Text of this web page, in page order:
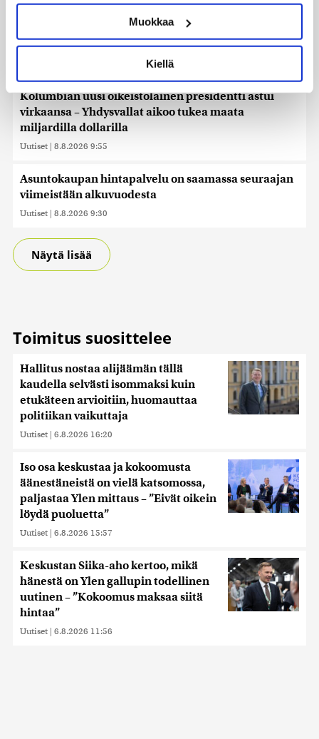
ominaispiirteitä aktiivisesti (sormenjäljen
Lue lisää siitä, miten henkilötietojasi käsitellään ja miten
suostumustasi tai peruuttaa sen milloin vain
evästeilmoituksessa.
Käytämme evästeitä tarjoamamme sisällön ja mainosten
räätälöimiseen, sosiaalisen median ominaisuuksien
tukemiseen ja kävijämäärämme analysoimiseen. Lisäksi
alan kumppaneillemme tietoja siitä, miten käytät
sivustoamme. Kumppanimme voivat yhdistää näitä
kerätty, kun olet käyttänyt heidän palvelujaan. Tietoja
Muokkaa
Kiellä
”Se tuntuu maailmanlopulta” – Täydellinen
auringonpimennys kiehtoo turisteja ja paljastaa
uutta tutkijoille
Kolumbian uusi oikeistolainen presidentti astui
virkaansa – Yhdysvallat aikoo tukea maata
miljardilla dollarilla
Uutiset | 8.8.2026 9:55
Asuntokaupan hintapalvelu on saamassa seuraajan
viimeistään alkuvuodesta
Uutiset | 8.8.2026 9:30
Näytä lisää
Toimitus suosittelee
Hallitus nostaa alijäämän tällä
kaudella selvästi isommaksi kuin
etukäteen arvioitiin, huomauttaa
politiikan vaikuttaja
Uutiset | 6.8.2026 16:20
Iso osa keskustaa ja kokoomusta
äänestäneistä on vielä katsomossa,
paljastaa Ylen mittaus – ”Eivät oikein
löydä puoluetta”
Uutiset | 6.8.2026 15:57
Keskustan Siika-aho kertoo, mikä
hänestä on Ylen gallupin todellinen
uutinen – ”Kokoomus maksaa siitä
hintaa”
Uutiset | 6.8.2026 11:56